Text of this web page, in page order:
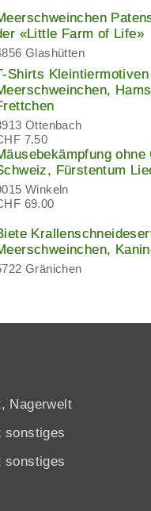
«Little Farm of Life»
Glashütten
Shirts Kleintiermotiven
Ottenbach
7.50
ohne
Fürstentum
Winkeln
69.00
Gränichen
Nagerwelt
sonstiges
sonstiges